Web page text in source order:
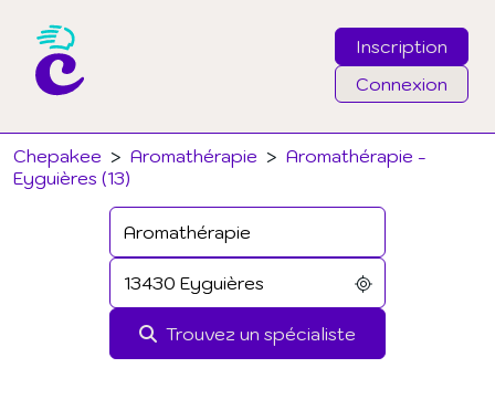
Inscription
Connexion
Chepakee > Aromathérapie > Aromathérapie -
Eyguières (13)
Trouvez un spécialiste
Email
Mot de passe
J'ai oublié mon mot de passe
Connexion